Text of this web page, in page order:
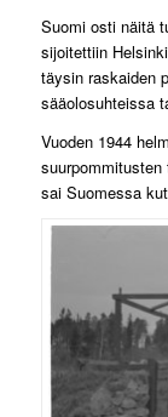
Suomi osti näitä
sijoitettiin
täysin raskaiden
sääolosuhteissa
Vuoden 1944
sai Suomessa